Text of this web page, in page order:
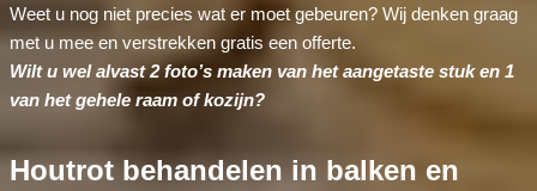
Weet u nog niet precies wat er moet gebeuren? Wij denken graag
met u mee en verstrekken gratis een offerte.
Wilt u wel alvast 2 foto’s maken van het aangetaste stuk en 1
van het gehele raam of kozijn?
Houtrot behandelen in balken en